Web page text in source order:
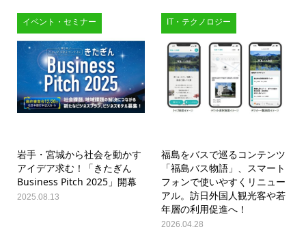
イベント・セミナー
岩手・宮城から社会を動かす
アイデア求む！「きたぎん
Business Pitch 2025」開幕
2025.08.13
IT・テクノロジー
福島をバスで巡るコンテンツ
「福島バス物語」、スマート
フォンで使いやすくリニュー
アル。訪日外国人観光客や若
年層の利用促進へ！
2026.04.28